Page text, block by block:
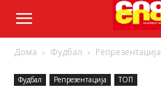
Дома Фудбал Репрезентација
Фудбал Репрезентација ТОП